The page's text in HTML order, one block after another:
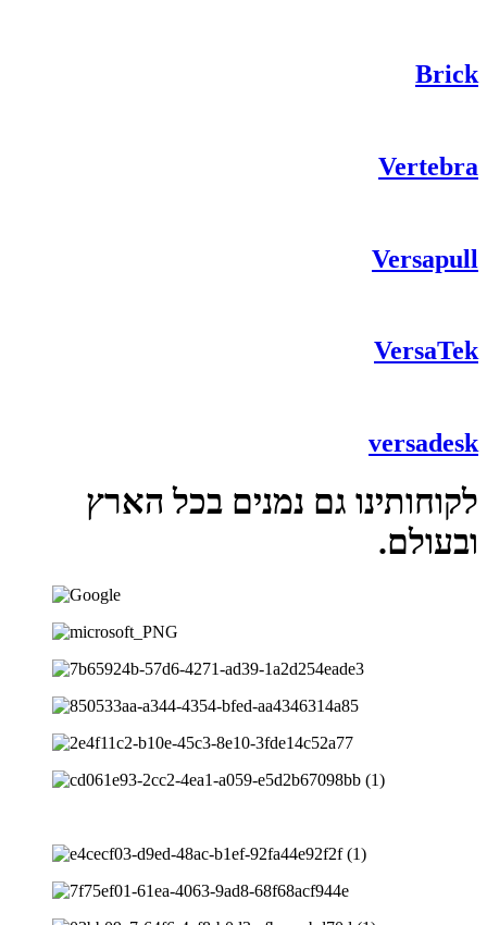
Brick
Vertebra
Versapull
VersaTek
versadesk
לקוחותינו גם נמנים בכל הארץ
ובעולם.